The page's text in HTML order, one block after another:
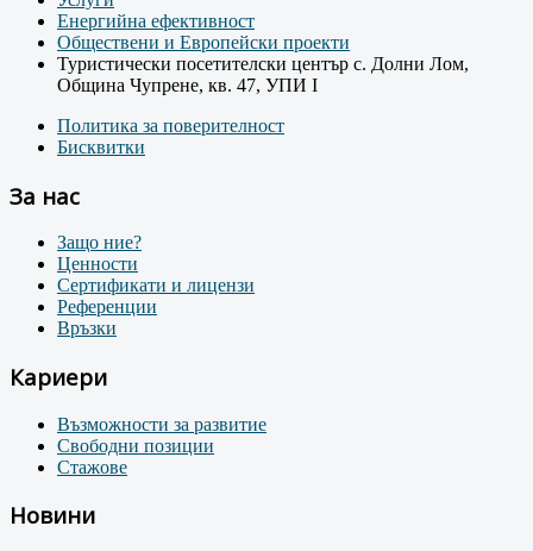
Енергийна ефективност
Обществени и Европейски проекти
Туристически посетителски център с. Долни Лом,
Община Чупрене, кв. 47, УПИ I
Политика за поверителност
Бисквитки
За нас
Защо ние?
Ценности
Сертификати и лицензи
Референции
Връзки
Кариери
Възможности за развитие
Свободни позиции
Стажове
Новини